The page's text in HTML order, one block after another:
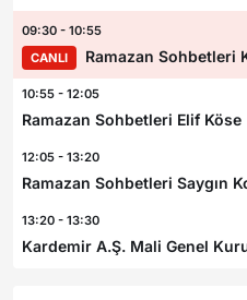
09:30 - 10:55
CANLI
Ramazan Sohbetleri
10:55 - 12:05
Ramazan Sohbetleri Elif Köse
12:05 - 13:20
Ramazan Sohbetleri Saygın
13:20 - 13:30
Kardemir A.Ş. Mali Genel